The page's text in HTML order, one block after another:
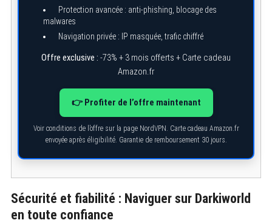
Protection avancée : anti-phishing, blocage des
malwares
Navigation privée : IP masquée, trafic chiffré
Offre exclusive : -73% + 3 mois offerts + Carte cadeau
Amazon.fr
👉 Profiter de l’offre maintenant
Voir conditions de l’offre sur la page NordVPN. Carte cadeau Amazon.fr
envoyée après éligibilité. Garantie de remboursement 30 jours.
Sécurité et fiabilité : Naviguer sur Darkiworld
en toute confiance